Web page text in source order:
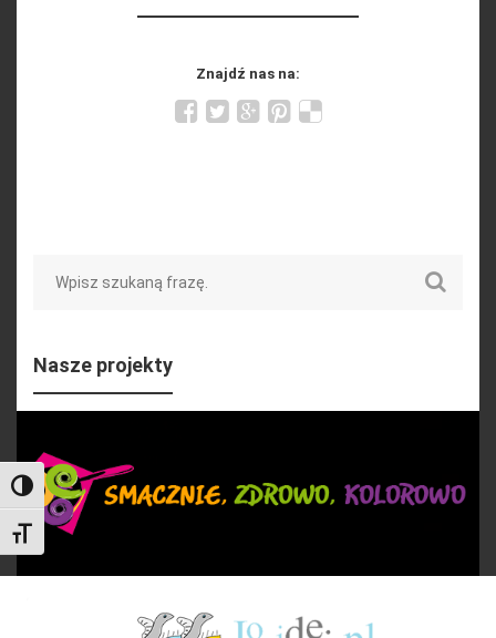
Toggle High Contrast
Toggle Font size
Znajdź nas na:
Nasze projekty